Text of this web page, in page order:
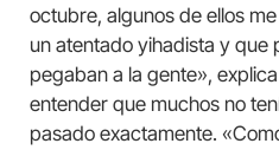
octubre, algunos de ellos
un atentado yihadista y que
pegaban a la gente»,
entender que muchos no
pasado exactamente.